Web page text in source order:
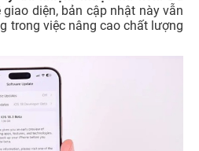
diện, bản cập nhật này vẫn
trong việc nâng cao chất lượng